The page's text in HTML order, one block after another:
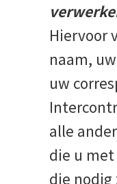
Hiervoor
naam,
uw
alle
die u
die nodig